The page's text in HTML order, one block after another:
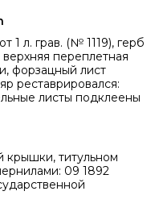
1 л. грав. (№ 1119), герб
верхняя переплетная
форзацный лист
реставрировался:
листы подклеены
крышки, титульном
09 1892